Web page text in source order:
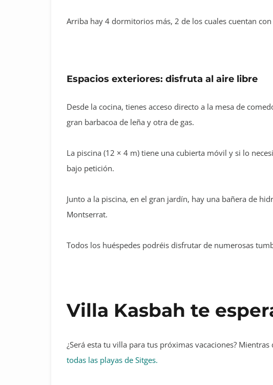
Arriba hay 4 dormitorios más, 2 de los cuales cuentan
Espacios exteriores: disfruta al aire libre
Desde la cocina, tienes acceso directo a la mesa de
gran barbacoa de leña y otra de gas.
La piscina (12 × 4 m) tiene una cubierta móvil y si lo
bajo petición.
Junto a la piscina, en el gran jardín, hay una bañera de
Montserrat.
Todos los huéspedes podréis disfrutar de numerosas
Villa Kasbah te
¿Será esta tu villa para tus próximas vacaciones?
todas las playas de Sitges.